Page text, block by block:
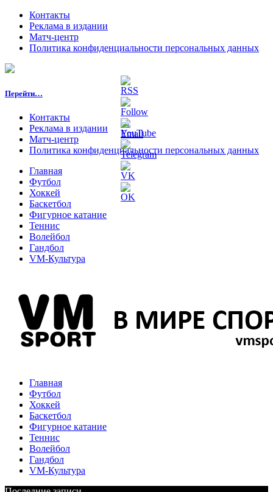
Контакты
Реклама в издании
Матч-центр
Политика конфиденциальности персональных данных
Перейти…
Контакты
Реклама в издании
Матч-центр
Политика конфиденциальности персональных данных
Главная
Футбол
Хоккей
Баскетбол
Фигурное катание
Теннис
Волейбол
Гандбол
VM-Культура
Главная
Футбол
Хоккей
Баскетбол
Фигурное катание
Теннис
Волейбол
Гандбол
VM-Культура